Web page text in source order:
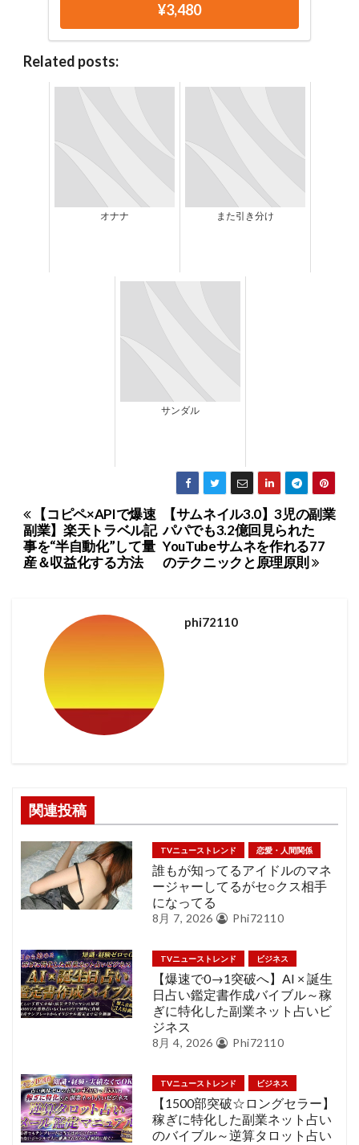
¥3,480
Related posts:
オナナ また引き分け
サンダル
投
稿
ナ
【サムネイル3.0】3児の副業
パパでも3.2億回見られた
YouTubeサムネを作れる77
のテクニックと原理原則
【コピペ×APIで爆速
副業】楽天トラベル記
事を“半自動化”して量
産＆収益化する方法
phi72110
関連投稿
TVニューストレンド 恋愛・人間関係
誰もが知ってるアイドルのマネ
ージャーしてるがセ○クス相手
になってる
8月 7, 2026 Phi72110
TVニューストレンド ビジネス
【爆速で0→1突破へ】AI × 誕生
日占い鑑定書作成バイブル～稼
ぎに特化した副業ネット占いビ
ジネス
8月 4, 2026 Phi72110
TVニューストレンド ビジネス
【1500部突破☆ロングセラー】
稼ぎに特化した副業ネット占い
のバイブル～逆算タロット占い